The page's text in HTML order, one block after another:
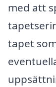
med att
tapet